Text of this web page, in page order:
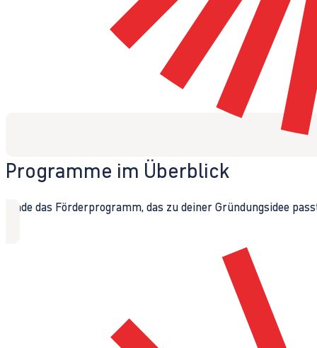
Programme im Überblick
Finde das Förderprogramm, das zu deiner Gründungsidee